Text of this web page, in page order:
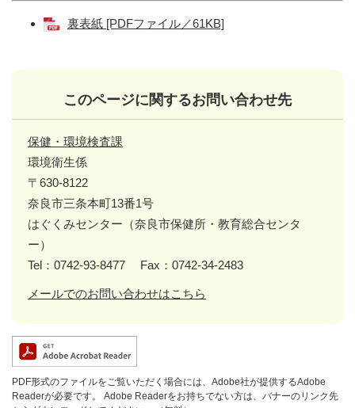
裏表紙 [PDFファイル／61KB]
このページに関するお問い合わせ先
保健・環境検査課
環境衛生係
〒630-8122
奈良市三条本町13番1号
はぐくみセンター（奈良市保健所・教育総合センタ
ー）
Tel：0742-93-8477
Fax：0742-34-2483
メールでのお問い合わせはこちら
PDF形式のファイルをご覧いただく場合には、Adobe社が提供するAdobe
Readerが必要です。
Adobe Readerをお持ちでない方は、バナーのリンク先